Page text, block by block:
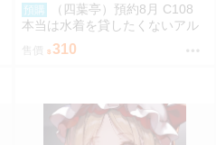
預購
（四葉亭）預約8月 C108
本当は水着を貸したくないアル
キャスちゃん いのうえとみい
售價 310